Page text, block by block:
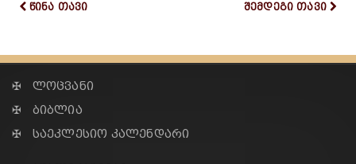
წინა თავი შემდეგი თავი
✠ ლოცვანი
✠ ბიბლია
✠ საეკლესიო კალენდარი